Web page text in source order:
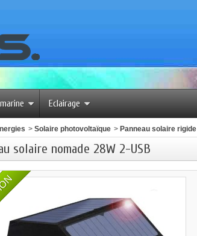
Eclairage
> Solaire photovoltaïque > Panneau solaire rigide
solaire nomade 28W 2-USB